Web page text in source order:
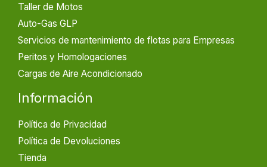
Taller de Motos
Auto-Gas GLP
Servicios de mantenimiento de flotas para Empresas
Peritos y Homologaciones
Cargas de Aire Acondicionado
Información
Política de Privacidad
Política de Devoluciones
Tienda